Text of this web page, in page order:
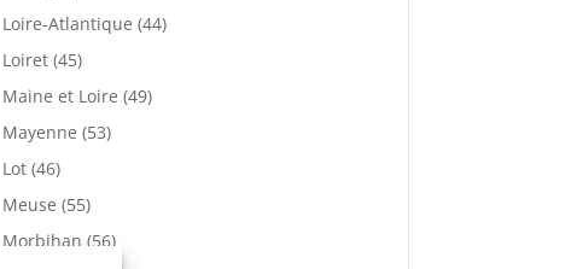
Loire-Atlantique (44)
Loiret (45)
Maine et Loire (49)
Mayenne (53)
Lot (46)
Meuse (55)
Morbihan (56)